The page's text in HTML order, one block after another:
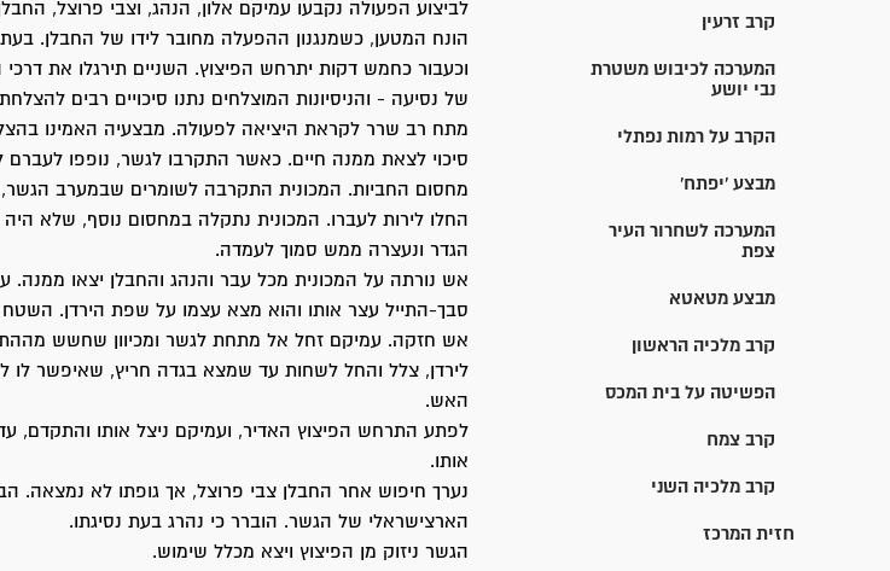
קרב זרעין
המערכה לכיבוש משטרת
נבי יושע
הקרב על רמות נפתלי
מבצע 'יפתח'
המערכה לשחרור העיר
צפת
מבצע מטאטא
קרב מלכיה הראשון
הפשיטה על בית המכס
קרב צמח
קרב מלכיה השני
חזית המרכז
לביצוע הפעולה נקבעו עמיקם אלון, הנהג, וצבי פרוצל,
הונח המטען, כשמנגנון ההפעלה מחובר לידו של החבלן. בעת
וכעבור כחמש דקות יתרחש הפיצוץ. השניים תירגלו את דרכי
של נסיעה - והניסיונות המוצלחים נתנו סיכויים רבים
מתח רב שרר לקראת היציאה לפעולה. מבצעיה האמינו
סיכוי לצאת ממנה חיים. כאשר התקרבו לגשר, נופפו
מחסום החביות. המכונית התקרבה לשומרים שבמערב הגשר,
החלו לירות לעברו. המכונית נתקלה במחסום נוסף, שלא
הגדר ונעצרה ממש סמוך לעמדה.
אש נורתה על המכונית מכל עבר והנהג והחבלן יצאו
סבך-התייל עצר אותו והוא מצא עצמו על שפת הירדן. השטח
אש חזקה. עמיקם זחל אל מתחת לגשר ומכיוון שחשש
לירדן, צלל והחל לשחות עד שמצא בגדה חריץ, שאיפשר לו
האש.
לפתע התרחש הפיצוץ האדיר, ועמיקם ניצל אותו והתקדם,
אותו.
נערך חיפוש אחר החבלן צבי פרוצל, אך גופתו לא נמצאה.
הארצישראלי של הגשר. הוברר כי נהרג בעת נסיגתו.
הגשר ניזוק מן הפיצוץ ויצא מכלל שימוש.